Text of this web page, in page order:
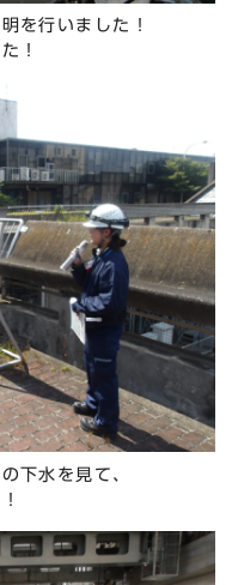
を行いました！
！
下水を見て、